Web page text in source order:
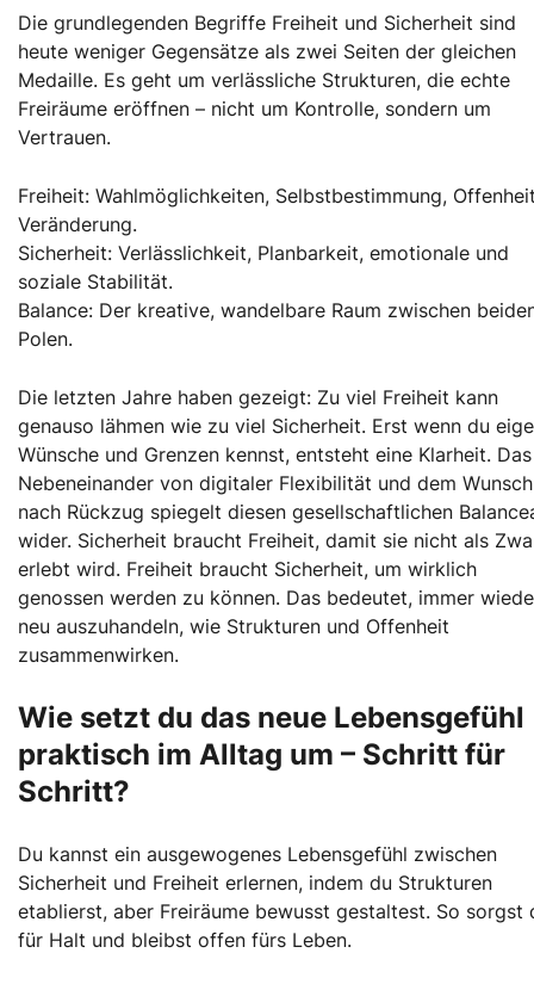
Die grundlegenden Begriffe Freiheit und Sicherheit sind
heute weniger Gegensätze als zwei Seiten der gleichen
Medaille. Es geht um verlässliche Strukturen, die echte
Freiräume eröffnen – nicht um Kontrolle, sondern um
Vertrauen.
Freiheit: Wahlmöglichkeiten, Selbstbestimmung,
Veränderung.
Sicherheit: Verlässlichkeit, Planbarkeit, emotionale und
soziale Stabilität.
Balance: Der kreative, wandelbare Raum zwischen
Polen.
Die letzten Jahre haben gezeigt: Zu viel Freiheit kann
genauso lähmen wie zu viel Sicherheit. Erst wenn du
Wünsche und Grenzen kennst, entsteht eine Klarheit. Das
Nebeneinander von digitaler Flexibilität und dem Wunsch
nach Rückzug spiegelt diesen gesellschaftlichen
wider. Sicherheit braucht Freiheit, damit sie nicht als
erlebt wird. Freiheit braucht Sicherheit, um wirklich
genossen werden zu können. Das bedeutet, immer
neu auszuhandeln, wie Strukturen und Offenheit
zusammenwirken.
Wie setzt du das neue Lebensgefühl
praktisch im Alltag um – Schritt für
Schritt?
Du kannst ein ausgewogenes Lebensgefühl zwischen
Sicherheit und Freiheit erlernen, indem du Strukturen
etablierst, aber Freiräume bewusst gestaltest. So sorgst
für Halt und bleibst offen fürs Leben.